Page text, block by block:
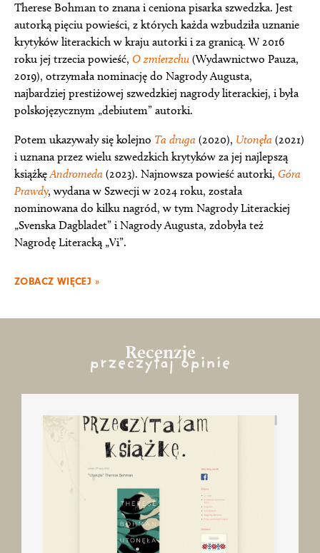
Therese Bohman to znana i ceniona pisarka szwedzka. Jest
autorką pięciu powieści, z których każda wzbudziła uznanie
krytyków literackich w kraju autorki i za granicą. W 2016
roku jej trzecia powieść, O zmierzchu (Wydawnictwo Pauza,
2019), otrzymała nominację do Nagrody Augusta,
najbardziej prestiżowej szwedzkiej nagrody literackiej, i była
polskojęzycznym „debiutem” autorki.
Potem ukazywały się kolejno Ta druga (2020), Utonęła (2021)
i uznana przez wielu szwedzkich krytyków za jej najlepszą
książkęAndromeda (2023). Najnowsza powieść autorki, Góra
Prawdy, wydana w Szwecji w 2024 roku, została
nominowana do kilku nagród, w tym Nagrody Literackiej
„Svenska Dagbladet” i Nagrody Augusta, zdobyła też
Nagrodę Literacką „Vi”.
ZOBACZ WIĘCEJ »
Recenzje
przeczytaj opinie